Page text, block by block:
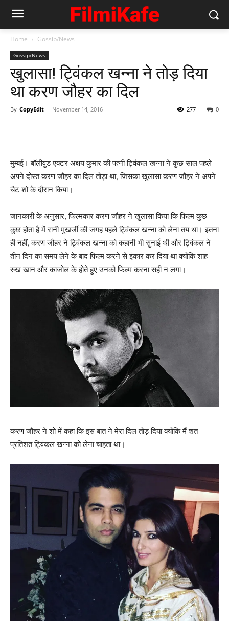
Home Gossip/News
Gossip/News
खुलासा! ट्विंकल खन्‍ना ने तोड़ दिया
था करण जौहर का दिल
By CopyEdit - November 14, 2016 0
277
मुम्‍बई। बॉलीवुड एक्‍टर अक्षय कुमार की पत्‍नी ट्विंकल खन्‍ना ने कुछ साल पहले
अपने दोस्‍त करण जौहर का दिल तोड़ा था, जिसका खुलासा करण जौहर ने अपने
चैट शो के दौरान किया।
जानकारी के अनुसार, फिल्‍मकार करण जौहर ने खुलासा किया कि फिल्‍म कुछ
कुछ होता है में रानी मुखर्जी की जगह पहले ट्विंकल खन्‍ना को लेना तय था। इतना
ही नहीं, करण जौहर ने ट्विंकल खन्‍ना को कहानी भी सुनाई थी और ट्विंकल ने
तीन दिन का समय लेने के बाद फिल्‍म करने से इंकार कर दिया था क्‍योंकि शाह
रुख खान और काजोल के होते हुए उनको फिल्‍म करना सही न लगा।
करण जौहर ने शो में कहा कि इस बात ने मेरा दिल तोड़ दिया क्‍योंकि मैं शत
प्रतिशत ट्विंकल खन्‍ना को लेना चाहता था।